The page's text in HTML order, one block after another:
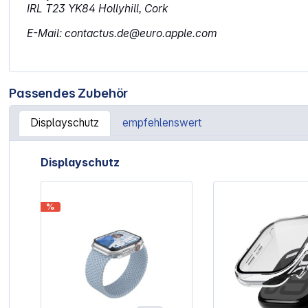
IRL T23 YK84 Hollyhill, Cork
E-Mail: contactus.de@euro.apple.com
Passendes Zubehör
Displayschutz empfehlenswert
Artikelgalerie überspringen
Displayschutz
%